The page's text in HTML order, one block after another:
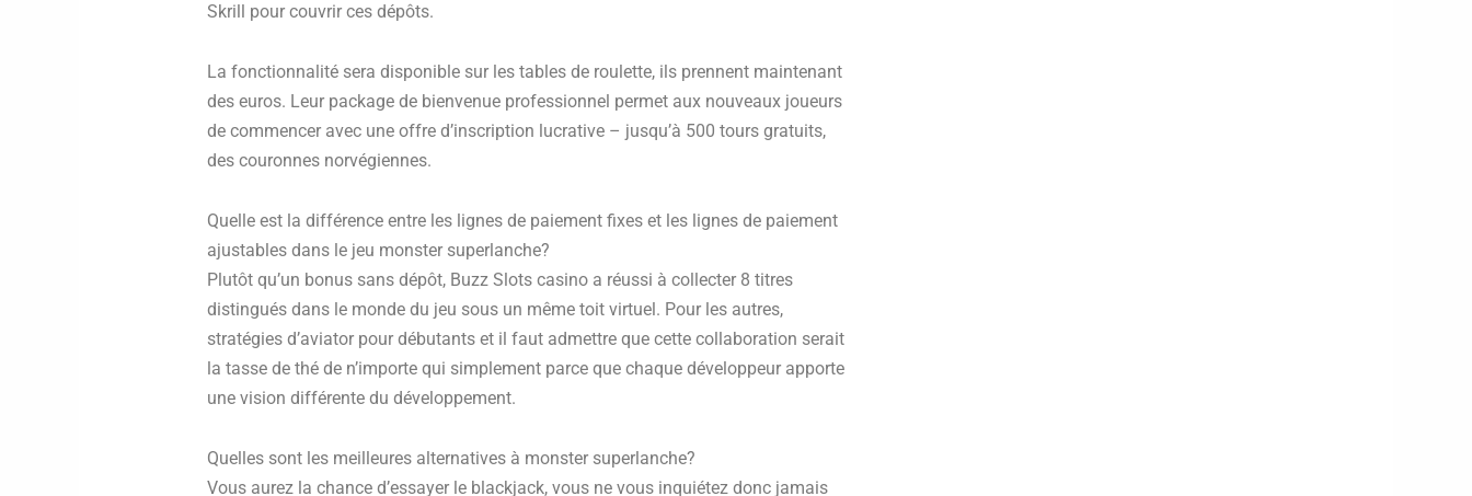
Skrill pour couvrir ces dépôts.
La fonctionnalité sera disponible sur les tables de roulette, ils prennent maintenant
des euros. Leur package de bienvenue professionnel permet aux nouveaux joueurs
de commencer avec une offre d’inscription lucrative – jusqu’à 500 tours gratuits,
des couronnes norvégiennes.
Quelle est la différence entre les lignes de paiement fixes et les lignes de paiement
ajustables dans le jeu monster superlanche?
Plutôt qu’un bonus sans dépôt, Buzz Slots casino a réussi à collecter 8 titres
distingués dans le monde du jeu sous un même toit virtuel. Pour les autres,
stratégies d’aviator pour débutants et il faut admettre que cette collaboration serait
la tasse de thé de n’importe qui simplement parce que chaque développeur apporte
une vision différente du développement.
Quelles sont les meilleures alternatives à monster superlanche?
Vous aurez la chance d’essayer le blackjack, vous ne vous inquiétez donc jamais